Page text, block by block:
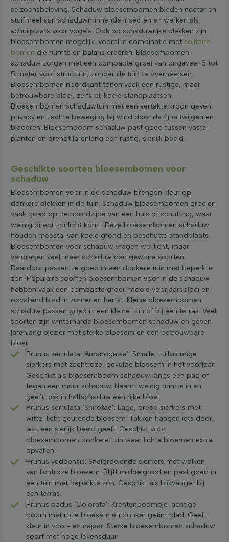
seizoensbeleving. Schaduw bloesembomen bieden nectar en
stuifmeel aan schaduwminnende insecten en werken als
schuilplaats voor vogels. Ook op schaduwrijke plekken zijn
bloesembomen mogelijk, vooral in combinatie met solitaire
bomen die ruimte en balans creëren. Bloesembomen
schaduw zorgen met een compacte groei van ongeveer 3 tot
5 meter voor structuur, zonder de tuin te overheersen.
Bloesembomen noordkant tonen vaak een rustige, maar
betrouwbare bloei, zelfs bij koele standplaatsen.
Bloesembomen schaduwtuin met een vertakte kroon geven
privacy en zachte beweging bij wind door de fijne twijgen en
bladeren. Bloesemboom schaduw past goed tussen vaste
planten en brengt jarenlang een rustig, sierlijk beeld.
Geschikte soorten bloesembomen voor
schaduw
Bloesembomen voor in de schaduw brengen kleur op
donkere plekken in de tuin. Schaduw bloesembomen groeien
vaak goed op de noordzijde van een huis of schutting, waar
weinig direct zonlicht komt. Deze bloesembomen schaduw
houden meestal van koele grond en beschutte standplaats.
Bloesembomen voor schaduw vragen wel licht, maar
verdragen veel meer schaduw dan gewone soorten.
Daardoor passen ze goed in een donkere tuin met beperkte
zon. Populaire soorten bloesembomen voor in de schaduw
hebben vaak een compacte groei, mooie voorjaarsbloei en
opvallend blad in zomer en herfst. Kleine bloesembomen
schaduw passen goed in een kleine tuin of bij een terras. Veel
soorten zijn winterharde bloesembomen schaduw en geven
jarenlang plezier met sterke bloesem en een betrouwbare
bloei.
Prunus serrulata ‘Amanogawa’: Smalle, zuilvormige
sierkers met zachtroze, gevulde bloesem in het voorjaar.
Geschikt als bloesemboom schaduw langs een pad of
tegen een muur schaduw. Neemt weinig ruimte in en
geeft ook in halfschaduw een rijke bloei.
Prunus serrulata ‘Shirotae’: Lage, brede sierkers met
witte, licht geurende bloesem. Takken hangen iets door,
wat een sierlijk beeld geeft. Geschikt voor
bloesembomen donkere tuin waar lichte bloemen extra
opvallen.
Prunus yedoensis: Snelgroeiende sierkers met wolken
van lichtroze bloesem. Blijft middelgroot en past goed in
een tuin met beperkte zon. Geschikt als blikvanger bij
een terras.
Prunus padus ‘Colorata’: Krentenboompje-achtige
boom met roze bloesem en donker getint blad. Geeft
kleur in voor- en najaar. Sterke bloesembomen schaduw
soort met hoge levensduur.